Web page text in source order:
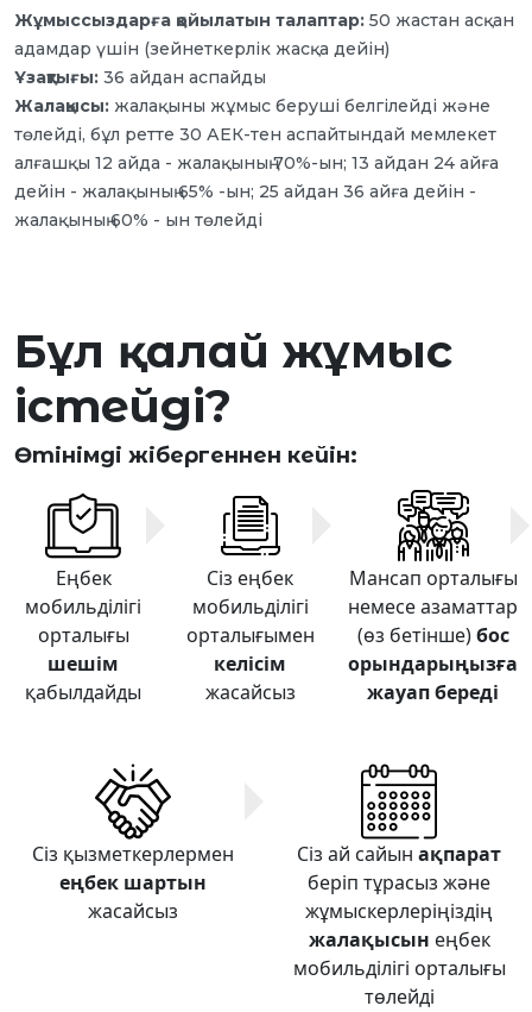
Жұмыссыздарға қойылатын талаптар: 50 жастан асқан
адамдар үшін (зейнеткерлік жасқа дейін)
Ұзақтығы: 36 айдан аспайды
Жалақысы: жалақыны жұмыс беруші белгілейді және
төлейді, бұл ретте 30 АЕК-тен аспайтындай мемлекет
алғашқы 12 айда - жалақының 70%-ын; 13 айдан 24 айға
дейін - жалақының 65% -ын; 25 айдан 36 айға дейін -
жалақының 60% - ын төлейді
Бұл қалай жұмыс
істейді?
Өтінімді жібергеннен кейін:
Еңбек
мобильділігі
орталығы
шешім
қабылдайды
Сіз еңбек
мобильділігі
орталығымен
келісім
жасайсыз
Мансап орталығы
немесе азаматтар
(өз бетінше)бос
орындарыңызға
жауап береді
Сіз қызметкерлермен
еңбек шартын
жасайсыз
Сіз ай сайын ақпарат
беріп тұрасыз және
жұмыскерлеріңіздің
жалақысын еңбек
мобильділігі орталығы
төлейді